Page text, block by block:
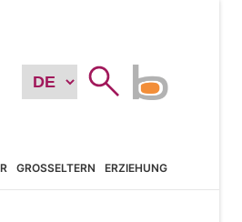
GROSSELTERN ERZIEHUNG